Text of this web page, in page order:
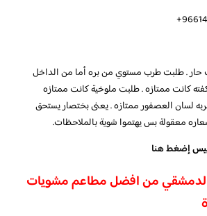
حار . طلبت طرب مستوي من بره أما من الداخل
كانت ممتازه . طلبت ملوخية كانت ممتازه
لسان العصفور ممتازه . يعنى بختصار يستحق
معقولة بس يهتموا شوية بالملاحظات.
إضغط هنا
من افضل مطاعم مشويات